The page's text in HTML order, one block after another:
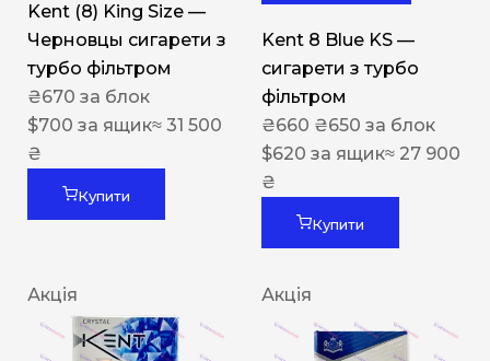
Kent (8) King Size —
Черновцы сигарети з
турбо фільтром
₴670 за блок
$700 за ящик≈ 31 500
₴
Купити
Kent 8 Blue KS —
сигарети з турбо
фільтром
₴660 ₴650 за блок
$620 за ящик≈ 27 900
₴
Купити
Акція Акція